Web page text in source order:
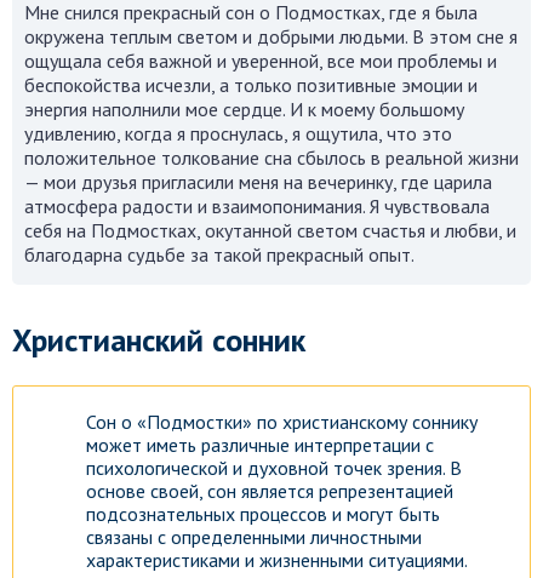
Мне снился прекрасный сон о Подмостках, где я была
окружена теплым светом и добрыми людьми. В этом сне я
ощущала себя важной и уверенной, все мои проблемы и
беспокойства исчезли, а только позитивные эмоции и
энергия наполнили мое сердце. И к моему большому
удивлению, когда я проснулась, я ощутила, что это
положительное толкование сна сбылось в реальной жизни
— мои друзья пригласили меня на вечеринку, где царила
атмосфера радости и взаимопонимания. Я чувствовала
себя на Подмостках, окутанной светом счастья и любви, и
благодарна судьбе за такой прекрасный опыт.
Христианский сонник
Сон о «Подмостки» по христианскому соннику
может иметь различные интерпретации с
психологической и духовной точек зрения. В
основе своей, сон является репрезентацией
подсознательных процессов и могут быть
связаны с определенными личностными
характеристиками и жизненными ситуациями.